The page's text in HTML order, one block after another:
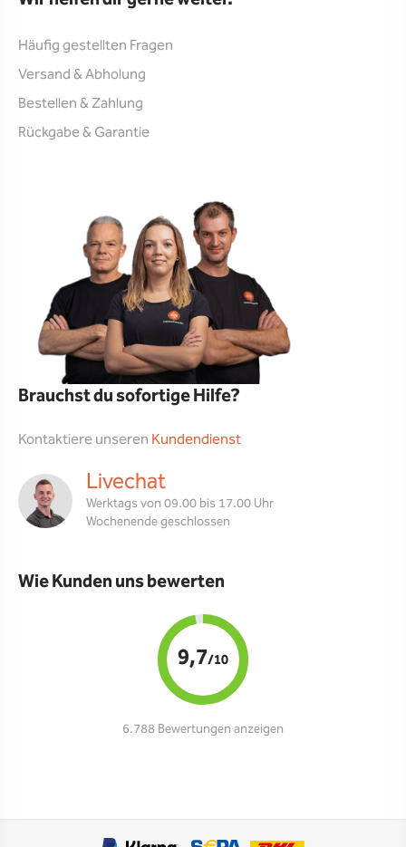
Häufig gestellten Fragen
Versand & Abholung
Bestellen & Zahlung
Rückgabe & Garantie
Brauchst du sofortige Hilfe?
Kontaktiere unseren Kundendienst
Livechat
Werktags von 09.00 bis 17.00 Uhr
Wochenende geschlossen
Wie Kunden uns bewerten
9,7/10
6.788 Bewertungen anzeigen